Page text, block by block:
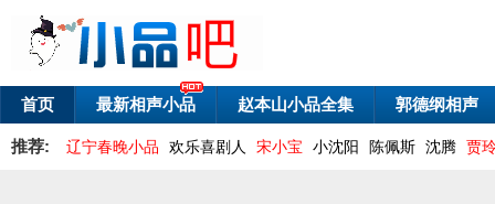
首页 最新相声小品 赵本山小品全集 郭德纲相声
推荐: 辽宁春晚小品 欢乐喜剧人 宋小宝 小沈阳 陈佩斯 沈腾 贾